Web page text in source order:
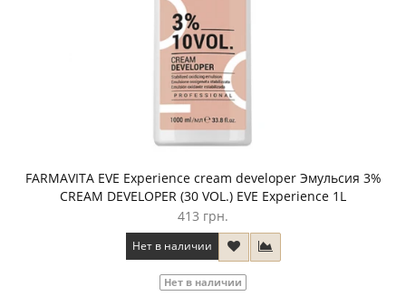
FARMAVITA EVE Experience cream developer Эмульсия 3%
CREAM DEVELOPER (30 VOL.) EVE Experience 1L
413 грн.
Нет в наличии
Нет в наличии